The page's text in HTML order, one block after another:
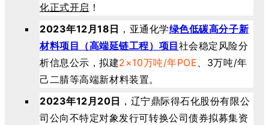
化正式开启 ！
2023年12月18日 ，亚通化学绿色低碳高分子新
材料项目（高端延链工程）项目社会稳定风险分
析信息公示，拟建2×10万吨/年POE、 3万吨/年
己二腈等高端新材料装置。
2023年12月20日 ，辽宁鼎际得石化股份有限公
司公向不特定对象发行可转换公司债券拟募集资